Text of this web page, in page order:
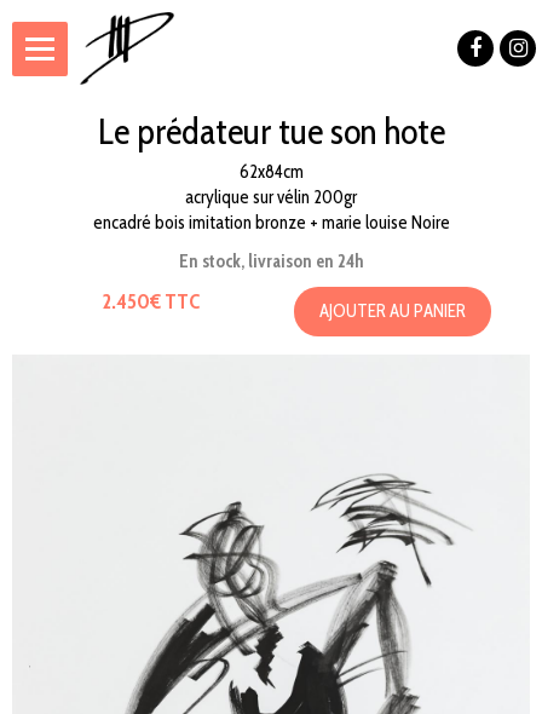
Le prédateur tue son hote
62x84cm
acrylique sur vélin 200gr
encadré bois imitation bronze + marie louise Noire
En stock, livraison en 24h
2.450€ TTC AJOUTER AU PANIER